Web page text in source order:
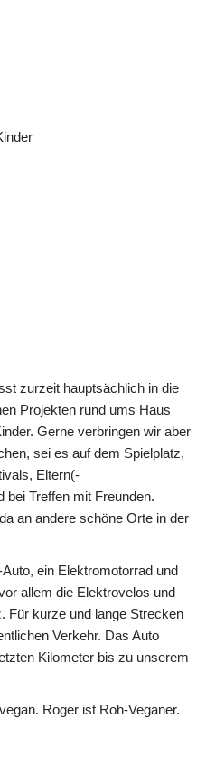
zurzeit hauptsächlich in die
Projekten rund ums Haus
Gerne verbringen wir aber
sei es auf dem Spielplatz,
Eltern(-
bei Treffen mit Freunden.
an andere schöne Orte in der
ein Elektromotorrad und
allem die Elektrovelos und
Für kurze und lange Strecken
Verkehr. Das Auto
Kilometer bis zu unserem
Roger ist Roh-Veganer.